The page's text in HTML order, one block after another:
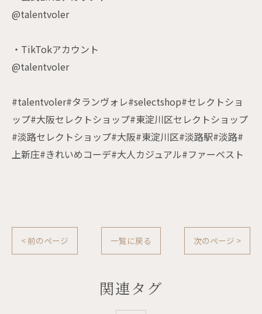
@talentvoler
・TikTokアカウント
@talentvoler
#talentvoler#タランヴォレ#selectshop#セレクトショ
ップ#大阪セレクトショップ#東淀川区セレクトショップ
#淡路セレクトショップ#大阪#東淀川区#淡路駅#淡路#
上新庄#きれいめコーデ#大人カジュアル#ファーベスト
< 前のページ 一覧に戻る 次のページ >
関連タグ